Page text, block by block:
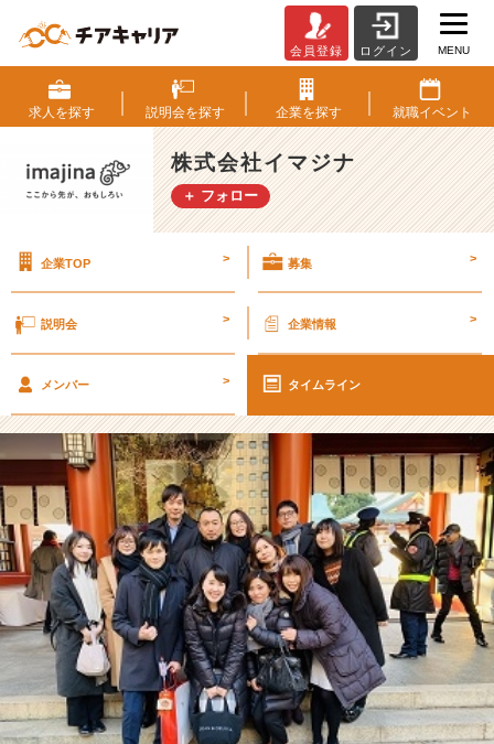
マ
ジ
ナ
N
E
W
管
て
て
も
大
事！！
【株
式
会
社
イ
マ
ジ
ナ
の
タ
会員登録 ログイン MENU
求人を探す 説明会を探す 企業を探す 就職イベント
株式会社イマジナ
＋ フォロー
企業TOP > 募集 >
説明会 > 企業情報 >
メンバー > タイムライン